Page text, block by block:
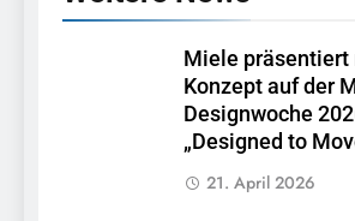
Miele präsentiert
Konzept auf der
Designwoche
„Designed to
21. April 2026